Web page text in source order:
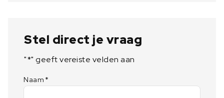
Stel direct je vraag
"*" geeft vereiste velden aan
Naam *